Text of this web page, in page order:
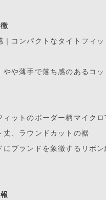
｜コンパクトなタイトフィッ
やや薄手で落ち感のあるコ
ィットのボーダー柄マイク
丈、ラウンドカットの裾
にブランドを象徴するリボン